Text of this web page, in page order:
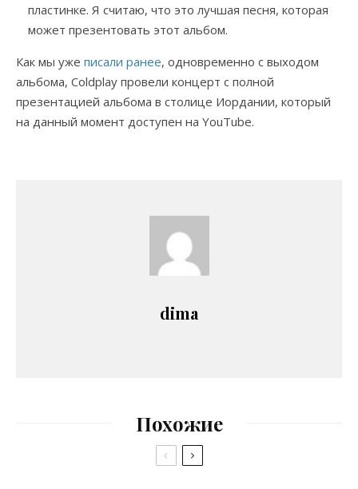
пластинке. Я считаю, что это лучшая песня, которая
может презентовать этот альбом.
Как мы уже писали ранее, одновременно с выходом
альбома, Coldplay провели концерт с полной
презентацией альбома в столице Иордании, который
на данный момент доступен на YouTube.
dima
Похожие